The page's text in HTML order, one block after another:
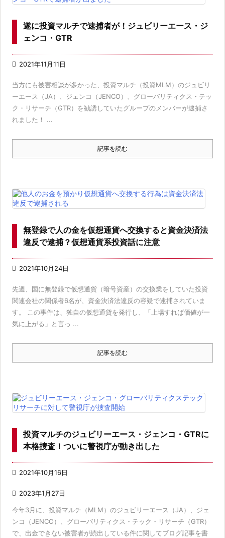
遂に投資マルチで逮捕者が！ジュビリーエース・ジ
ェンコ・GTR
 2021年11月11日
当方にも被害相談が多かった、投資マルチ（投資MLM）のジュビリ
ーエース（JA）、ジェンコ（JENCO）、グローバリティクス・テッ
ク・リサーチ（GTR）を勧誘していたグループのメンバーが逮捕さ
れました！ ...
記事を読む
無登録で人の金を仮想通貨へ交換すると資金決済法
違反で逮捕？仮想通貨系投資話に注意
 2021年10月24日
先週、国に無登録で仮想通貨（暗号資産）の交換業をしていた投資
関連会社の関係者6名が、資金決済法違反の容疑で逮捕されていま
す。 この事件は、独自の仮想通貨を発行し、「上場すれば価値が一
気に上がる」と言っ ...
記事を読む
投資マルチのジュビリーエース・ジェンコ・GTRに
本格捜査！ついに警視庁が動き出した
 2021年10月16日
 2023年1月27日
今年3月に、投資マルチ（MLM）のジュビリーエース（JA）、ジェ
ンコ（JENCO）、グローバリティクス・テック・リサーチ（GTR）
で、出金できない被害者が続出している件に関してブログ記事を書